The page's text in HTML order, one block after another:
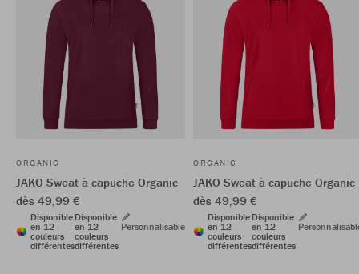
ORGANIC
JAKO Sweat à capuche Organic
dès 49,99 €
Disponible
en 12
couleurs
différentes
Disponible
en 12
couleurs
différentes
Personnalisable
ORGANIC
JAKO Sweat à capuche Organic
dès 49,99 €
Disponible
en 12
couleurs
différentes
Disponible
en 12
couleurs
différentes